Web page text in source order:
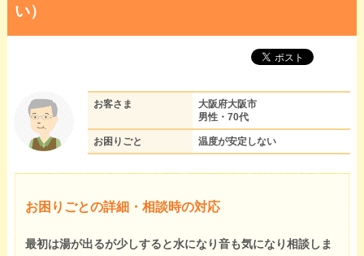
い）
お客さま
大阪府大阪市
男性・70代
お困りごと 温度が安定しない
お困りごとの詳細・相談時の対応
最初は湯が出るが少しすると水になり音も気になり相談しま